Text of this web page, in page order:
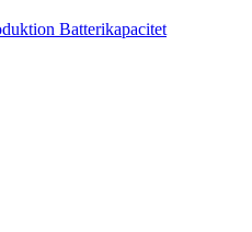
Batterikapacitet